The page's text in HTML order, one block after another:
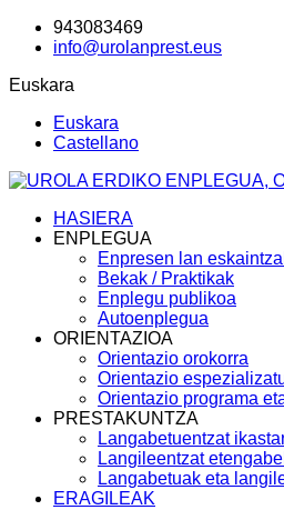
943083469
info@urolanprest.eus
Euskara
Euskara
Castellano
HASIERA
ENPLEGUA
Enpresen lan
Bekak / Praktikak
Enplegu publikoa
Autoenplegua
ORIENTAZIOA
Orientazio orokorra
Orientazio
Orientazio programa
PRESTAKUNTZA
Langabetuentzat
Langileentzat
Langabetuak eta
ERAGILEAK